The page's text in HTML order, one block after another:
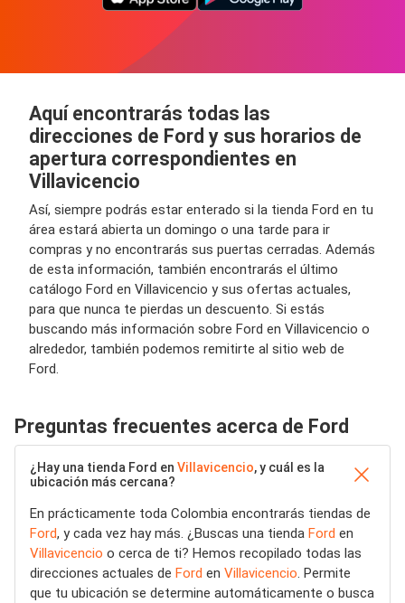
Aquí encontrarás todas las
direcciones de Ford y sus horarios de
apertura correspondientes en
Villavicencio
Así, siempre podrás estar enterado si la tienda Ford en tu
área estará abierta un domingo o una tarde para ir
compras y no encontrarás sus puertas cerradas. Además
de esta información, también encontrarás el último
catálogo Ford en Villavicencio y sus ofertas actuales,
para que nunca te pierdas un descuento. Si estás
buscando más información sobre Ford en Villavicencio o
alrededor, también podemos remitirte al sitio web de
Ford.
Preguntas frecuentes acerca de Ford
¿Hay una tienda Ford en Villavicencio, y cuál es la
ubicación más cercana?
En prácticamente toda Colombia encontrarás tiendas de
Ford, y cada vez hay más. ¿Buscas una tienda Ford en
Villavicencio o cerca de ti? Hemos recopilado todas las
direcciones actuales de Ford en Villavicencio. Permite
que tu ubicación se determine automáticamente o busca